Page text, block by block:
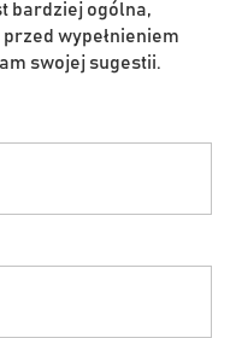
bardziej ogólna,
wypełnieniem
swojej sugestii.